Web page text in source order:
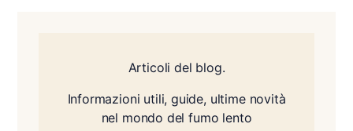
Articoli del blog.
Informazioni utili, guide, ultime novità
nel mondo del fumo lento